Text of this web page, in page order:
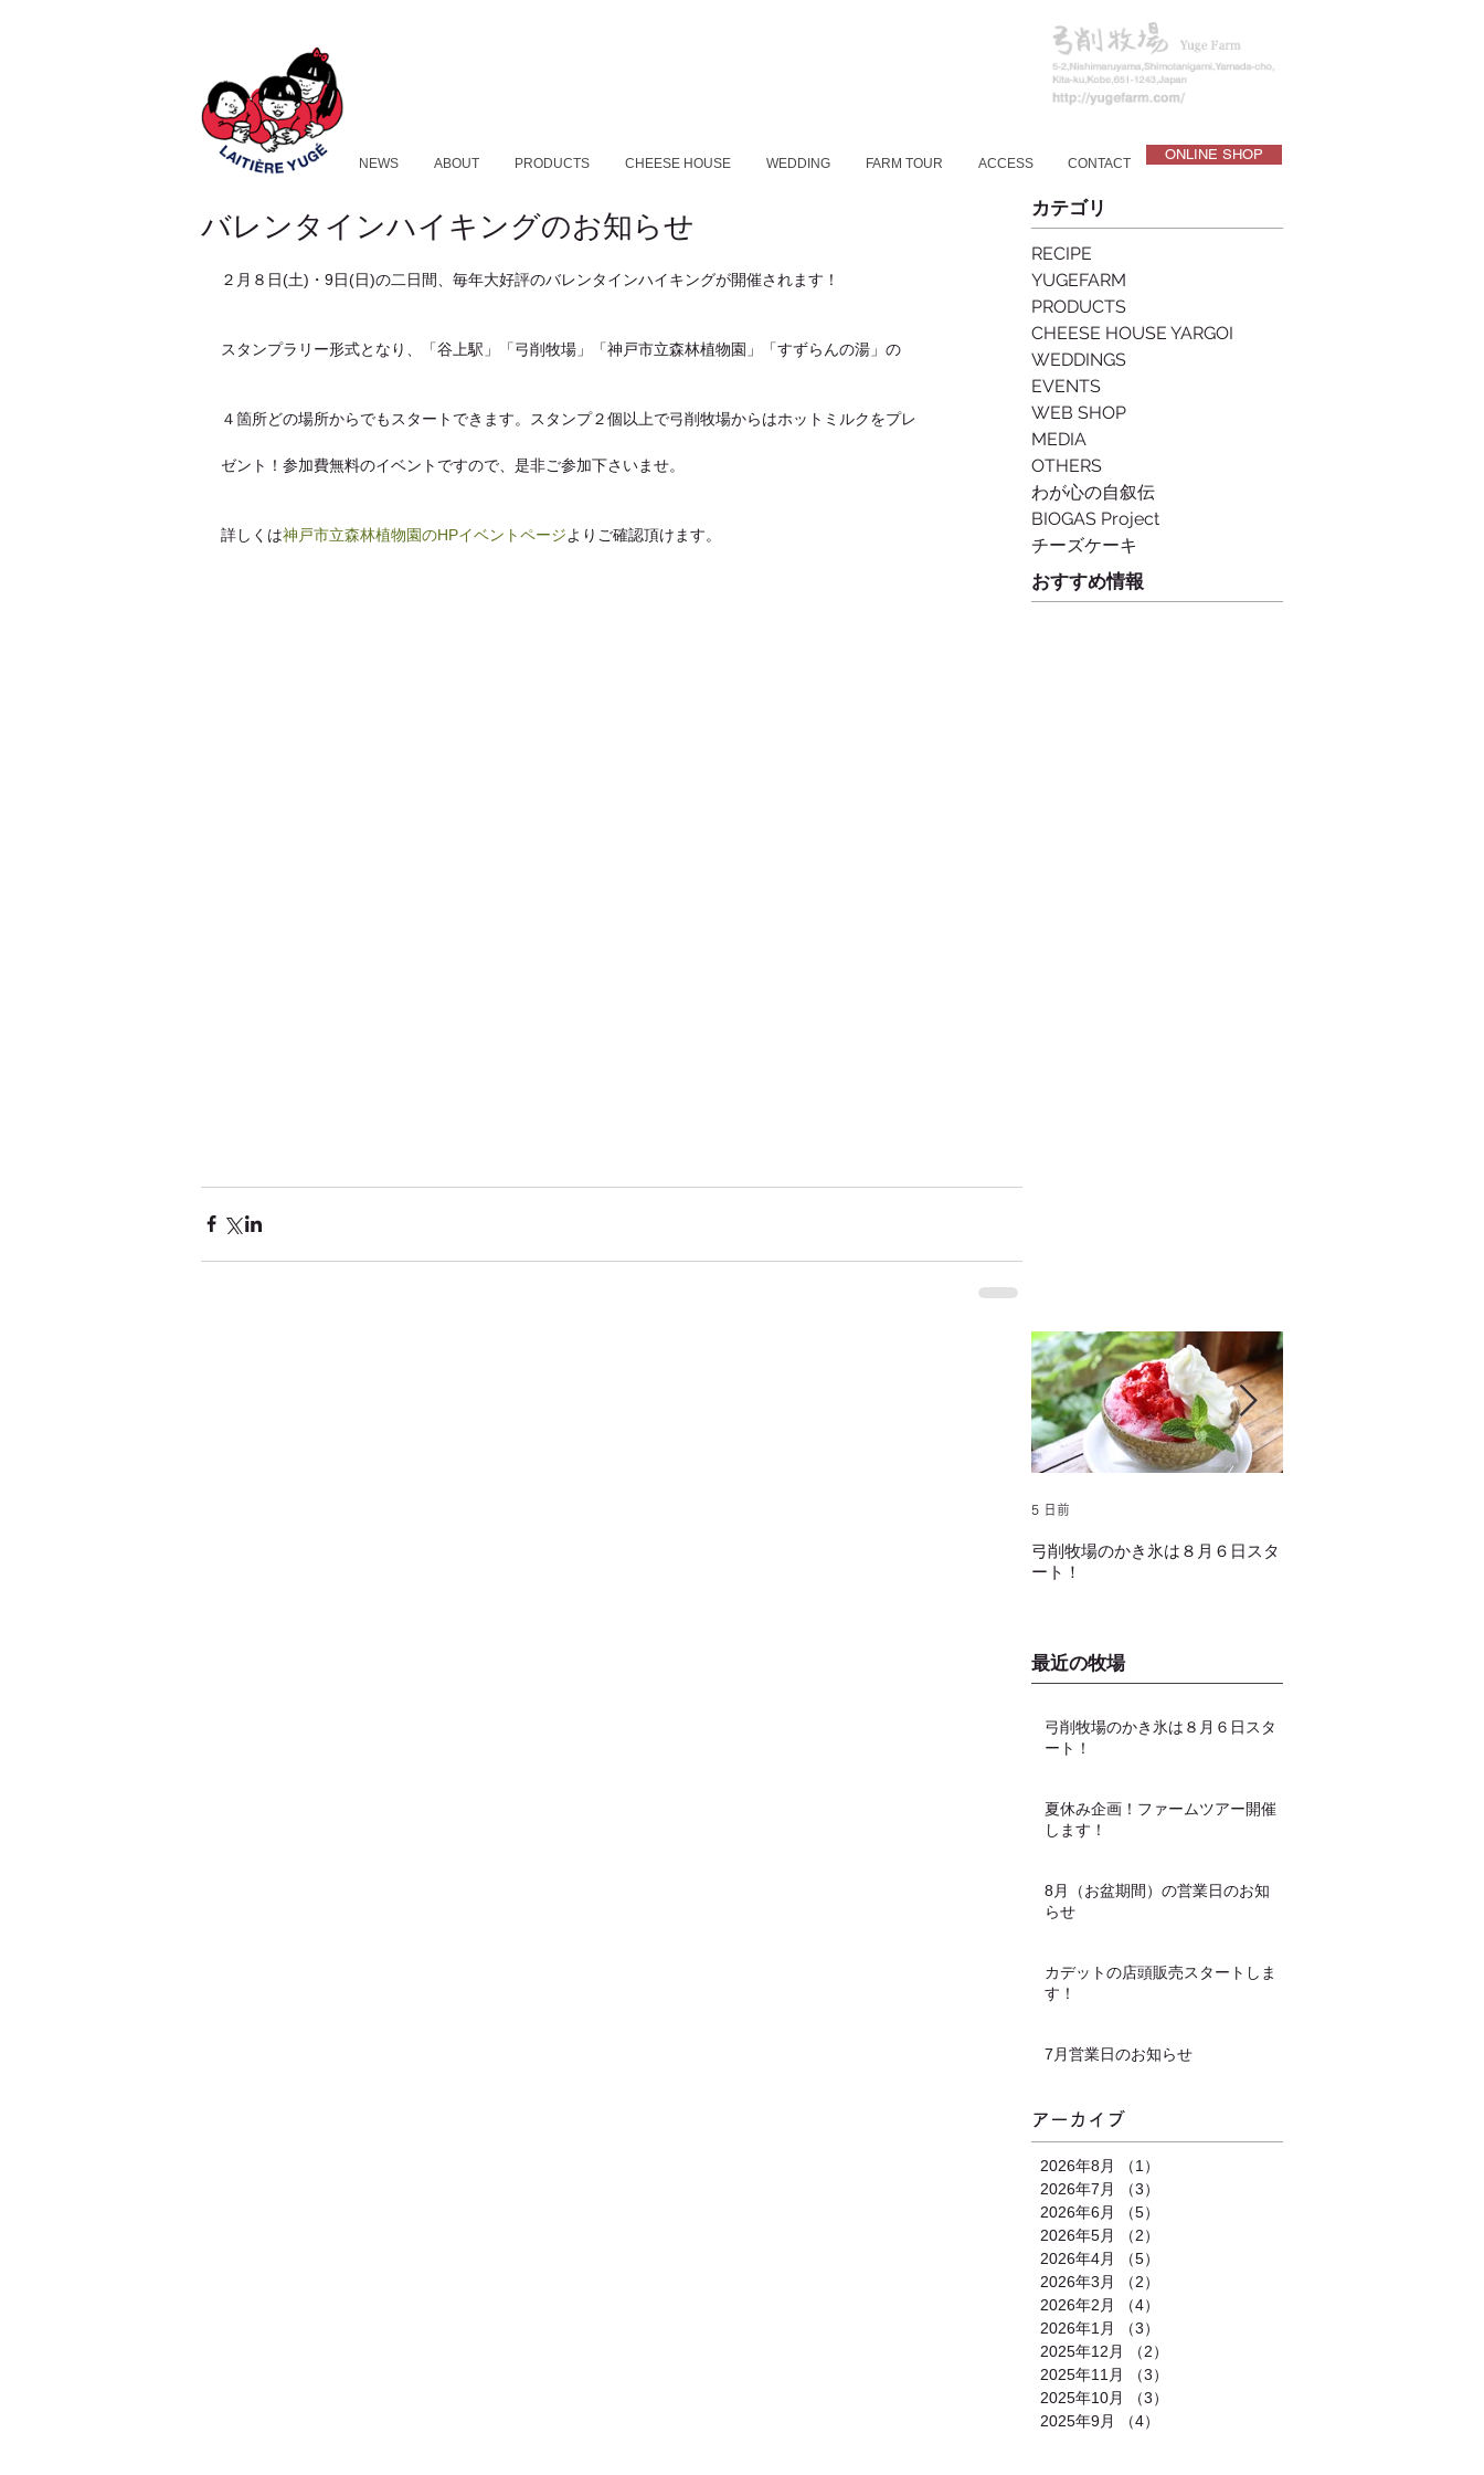
ONLINE SHOP
NEWS ABOUT PRODUCTS CHEESE HOUSE WEDDING FARM TOUR ACCESS CONTACT
バレンタインハイキングのお知らせ
２月８日(土)・9日(日)の二日間、毎年大好評のバレンタインハイキングが開催されます！
スタンプラリー形式となり、「谷上駅」「弓削牧場」「神戸市立森林植物園」「すずらんの湯」の
４箇所どの場所からでもスタートできます。スタンプ２個以上で弓削牧場からはホットミルクをプレ
ゼント！参加費無料のイベントですので、是非ご参加下さいませ。
詳しくは神戸市立森林植物園のHPイベントページよりご確認頂けます。
カテゴリ
RECIPE
YUGEFARM
PRODUCTS
CHEESE HOUSE YARGOI
WEDDINGS
EVENTS
WEB SHOP
MEDIA
OTHERS
わが心の自叙伝
BIOGAS Project
チーズケーキ
おすすめ情報
弓削牧場のかき氷は８月６日スタ
ート！
5 日前
最近の牧場
弓削牧場のかき氷は８月６日スタ
ート！
夏休み企画！ファームツアー開催
します！
8月（お盆期間）の営業日のお知
らせ
カデットの店頭販売スタートしま
す！
7月営業日のお知らせ
アーカイブ
2026年8月 （1）
2026年7月
（3）
2026年6月
（5）
2026年5月
（2）
2026年4月
（5）
2026年3月
（2）
2026年2月
（4）
2026年1月
（3）
2025年12月
（2）
2025年11月
（3）
2025年10月
（3）
2025年9月
（4）